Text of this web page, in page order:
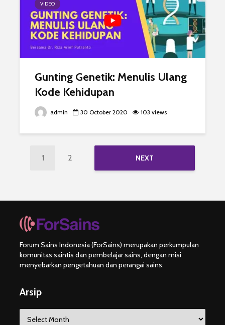
VIDEO
Gunting Genetik: Menulis Ulang
Kode Kehidupan
admin 30 October 2020 103 views
1 2 NEXT
Forum Sains Indonesia (ForSains) merupakan perkumpulan
komunitas saintis dan pembelajar sains, dengan misi
menyebarkan pengetahuan dan perangai sains.
Arsip